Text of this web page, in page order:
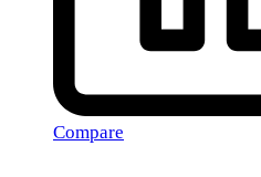
Compare